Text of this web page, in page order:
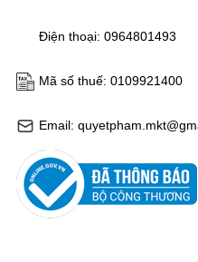
Email:
Mã số thuế: 0109921400
Điện thoại: 0964801493